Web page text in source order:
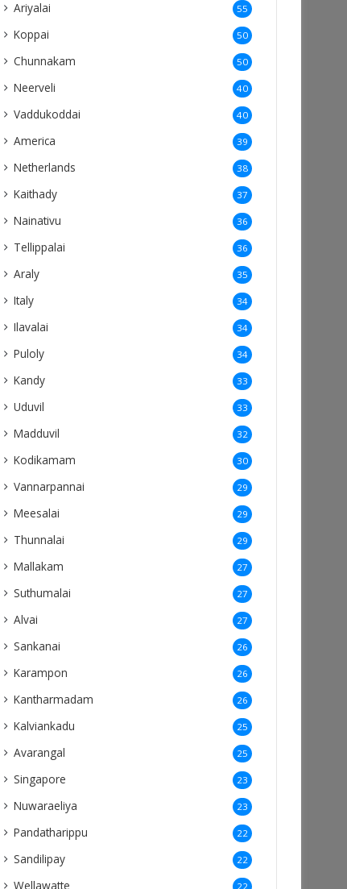
Ariyalai 55
Koppai 50
Chunnakam 50
Neerveli 40
Vaddukoddai 40
America 39
Netherlands 38
Kaithady 37
Nainativu 36
Tellippalai 36
Araly 35
Italy 34
Ilavalai 34
Puloly 34
Kandy 33
Uduvil 33
Madduvil 32
Kodikamam 30
Vannarpannai 29
Meesalai 29
Thunnalai 29
Mallakam 27
Suthumalai 27
Alvai 27
Sankanai 26
Karampon 26
Kantharmadam 26
Kalviankadu 25
Avarangal 25
Singapore 23
Nuwaraeliya 23
Pandatharippu 22
Sandilipay 22
Wellawatte 22